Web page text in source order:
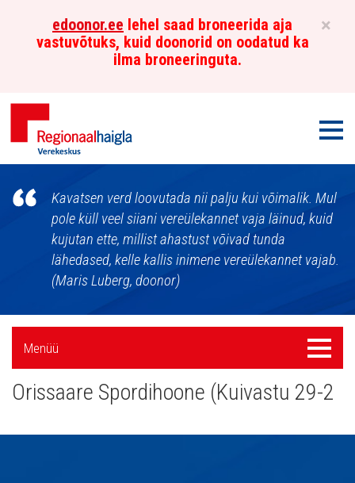
×
edoonor.ee lehel saad broneerida aja
vastuvõtuks, kuid doonorid on oodatud ka
ilma broneeringuta.
Põhja-
Eesti
Regionaalhaigla
Verekeskus
Kavatsen verd loovutada nii palju kui võimalik. Mul
pole küll veel siiani vereülekannet vaja läinud, kuid
kujutan ette, millist ahastust võivad tunda
lähedased, kelle kallis inimene vereülekannet vajab.
(Maris Luberg, doonor)
Külgpaani
navigatsioon
Menüü
Menüü
Orissaare Spordihoone (Kuivastu 29-2